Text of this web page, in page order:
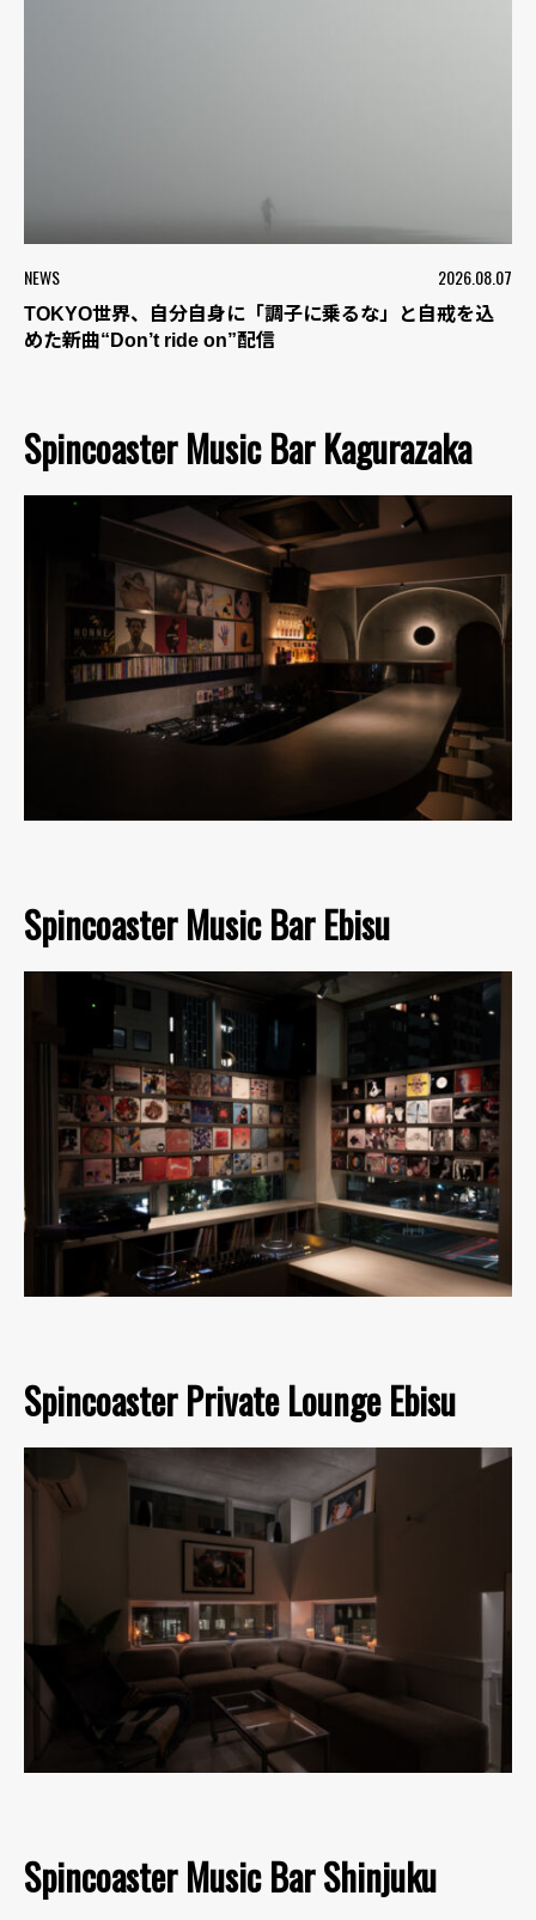
NEWS 2026.08.07
TOKYO世界、自分自身に「調子に乗るな」と自戒を込
めた新曲“Don’t ride on”配信
Spincoaster Music Bar Kagurazaka
Spincoaster Music Bar Ebisu
Spincoaster Private Lounge Ebisu
Spincoaster Music Bar Shinjuku